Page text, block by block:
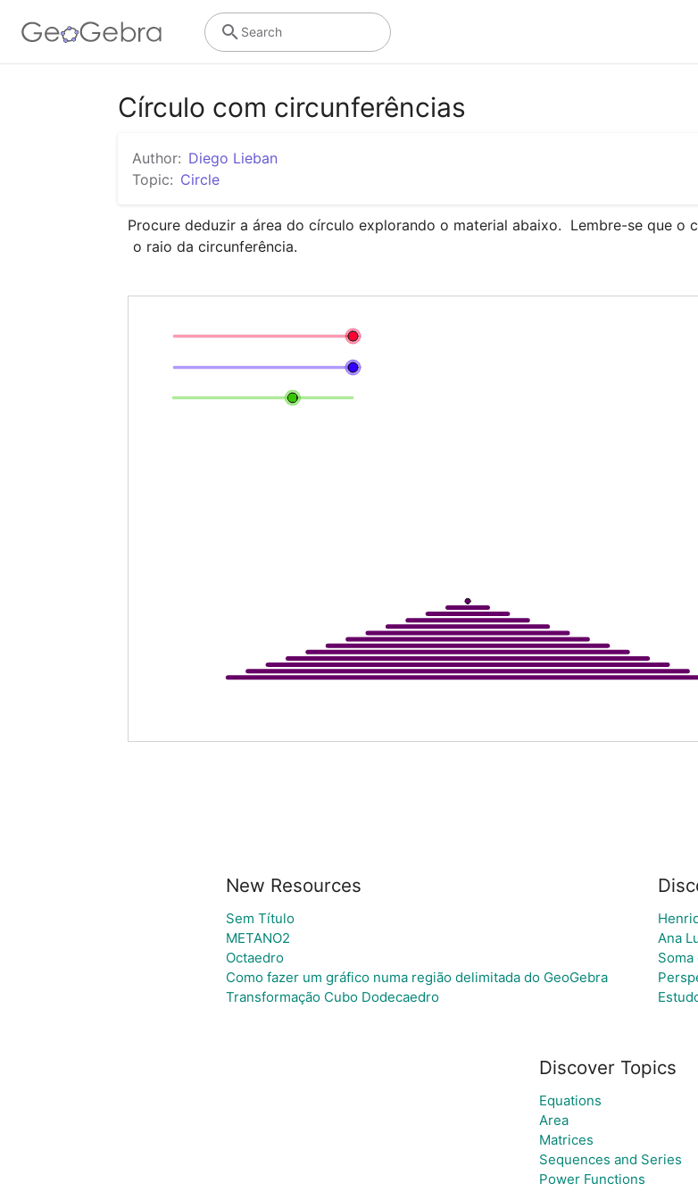
Search
Círculo com circunferências
Author: Diego Lieban
Topic: Circle
Procure deduzir a área do círculo explorando o material abaixo.  Lembre-se que o
o raio da circunferência.
New Resources
Sem Título
METANO2
Octaedro
Como fazer um gráfico numa região delimitada do GeoGebra
Transformação Cubo Dodecaedro
Ana
Discover Topics
Equations
Area
Matrices
Sequences and Series
Power Functions